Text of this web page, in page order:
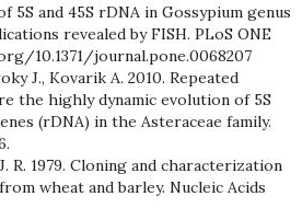
5S and 45S rDNA in Gossypium genus
revealed by FISH. PLoS ONE
10.1371/journal.pone.0068207
J., Kovarik A. 2010. Repeated
the highly dynamic evolution of 5S
(rDNA) in the Asteraceae family.
R. 1979. Cloning and characterization
wheat and barley. Nucleic Acids